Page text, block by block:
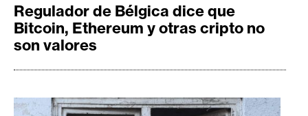
Regulador de Bélgica dice que
Bitcoin, Ethereum y otras cripto no
son valores